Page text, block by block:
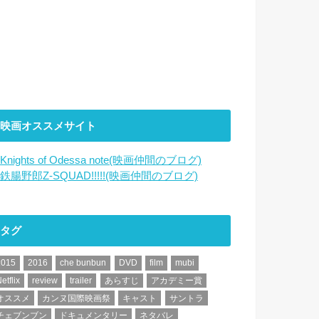
映画オススメサイト
Knights of Odessa note(映画仲間のブログ)
鉄腸野郎Z-SQUAD!!!!!(映画仲間のブログ)
タグ
2016 che bunbun DVD film
mubi
review trailer あらすじ
アカデミー賞
ススメ
カンヌ国際映画祭 キャスト
サントラ
ェブンブン
ドキュメンタリー
ネタバレ